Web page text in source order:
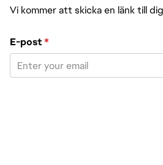
Vi kommer att skicka en länk till
Återställ lösenord med din e-post
E-post*